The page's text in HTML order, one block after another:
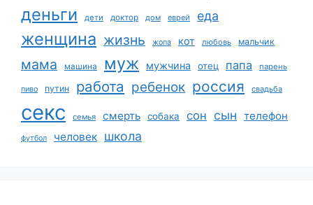
деньги дети доктор дом еврей еда
женщина жизнь жопа кот любовь мальчик
мама машина муж мужчина отец папа парень
пиво путин работа ребенок россия свадьба
секс семья смерть собака сон сын телефон
футбол человек школа